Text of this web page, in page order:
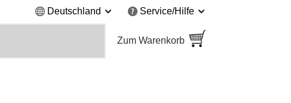
Deutschland Service/Hilfe
Zum Warenkorb